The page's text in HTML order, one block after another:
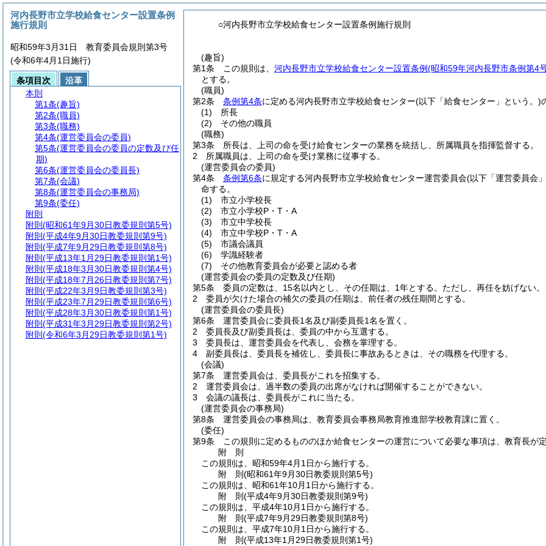
○河内長野市立学校給食センター設置条例施行規則
(趣旨)
第1条
この規則は、 河内長野市立学校給食センター設置条例(昭和59年河内長野市条例第4
とする。
(職員)
第2条
条例第4条に定める河内長野市立学校給食センター(以下「給食センター」という。)
(1)
所長
(2)
その他の職員
(職務)
第3条
所長は、上司の命を受け給食センターの業務を統括し、所属職員を指揮監督する。
2
所属職員は、上司の命を受け業務に従事する。
(運営委員会の委員)
第4条
条例第6条に規定する河内長野市立学校給食センター運営委員会(以下「運営委員会
命する。
(1)
市立小学校長
(2)
市立小学校P・T・A
(3)
市立中学校長
(4)
市立中学校P・T・A
(5)
市議会議員
(6)
学識経験者
(7)
その他教育委員会が必要と認める者
(運営委員会の委員の定数及び任期)
第5条
委員の定数は、15名以内とし、その任期は、1年とする。 ただし、再任を妨げない。
2
委員が欠けた場合の補欠の委員の任期は、前任者の残任期間とする。
(運営委員会の委員長)
第6条
運営委員会に委員長1名及び副委員長1名を置く。
2
委員長及び副委員長は、委員の中から互選する。
3
委員長は、運営委員会を代表し、会務を掌理する。
4
副委員長は、委員長を補佐し、委員長に事故あるときは、その職務を代理する。
(会議)
第7条
運営委員会は、委員長がこれを招集する。
2
運営委員会は、過半数の委員の出席がなければ開催することができない。
3
会議の議長は、委員長がこれに当たる。
(運営委員会の事務局)
第8条
運営委員会の事務局は、教育委員会事務局教育推進部学校教育課に置く。
(委任)
第9条
この規則に定めるもののほか給食センターの運営について必要な事項は、教育長が
附 則
この規則は、昭和59年4月1日から施行する。
附 則(昭和61年9月30日教委規則第5号)
この規則は、昭和61年10月1日から施行する。
附 則(平成4年9月30日教委規則第9号)
この規則は、平成4年10月1日から施行する。
附 則(平成7年9月29日教委規則第8号)
この規則は、平成7年10月1日から施行する。
附 則(平成13年1月29日教委規則第1号)
河内長野市立学校給食センター設置条例
施行規則
昭和59年3月31日 教育委員会規則第3号
(令和6年4月1日施行)
条項目次
沿革
本則
第1条(趣旨)
第2条(職員)
第3条(職務)
第4条(運営委員会の委員)
第5条(運営委員会の委員の定数及び任
期)
第6条(運営委員会の委員長)
第7条(会議)
第8条(運営委員会の事務局)
第9条(委任)
附則
附則 (昭和61年9月30日教委規則第5号)
附則 (平成4年9月30日教委規則第9号)
附則 (平成7年9月29日教委規則第8号)
附則 (平成13年1月29日教委規則第1号)
附則 (平成18年3月30日教委規則第4号)
附則 (平成18年7月26日教委規則第7号)
附則 (平成22年3月9日教委規則第3号)
附則 (平成23年7月29日教委規則第6号)
附則 (平成28年3月30日教委規則第1号)
附則 (平成31年3月29日教委規則第2号)
附則 (令和6年3月29日教委規則第1号)